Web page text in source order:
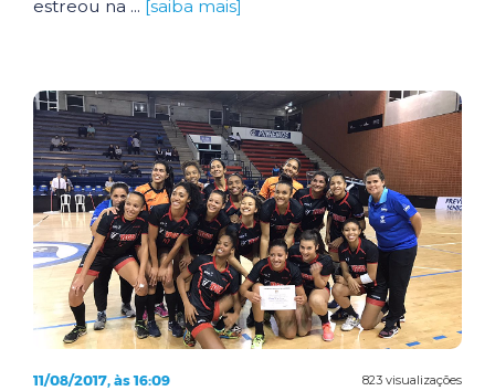
estreou na ... [saiba mais]
823 visualizações
11/08/2017, às 16:09